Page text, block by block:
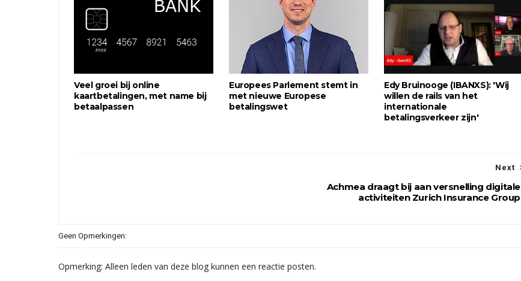
Veel groei bij online
kaartbetalingen, met name bij
betaalpassen
Europees Parlement stemt in
met nieuwe Europese
betalingswet
Edy Bruinooge (IBANXS): 'Wij
willen de rails van het
internationale
betalingsverkeer zijn'
Next
Achmea draagt bij aan versnelling digitale
activiteiten Zurich Insurance Group
Geen Opmerkingen:
Opmerking: Alleen leden van deze blog kunnen een reactie posten.